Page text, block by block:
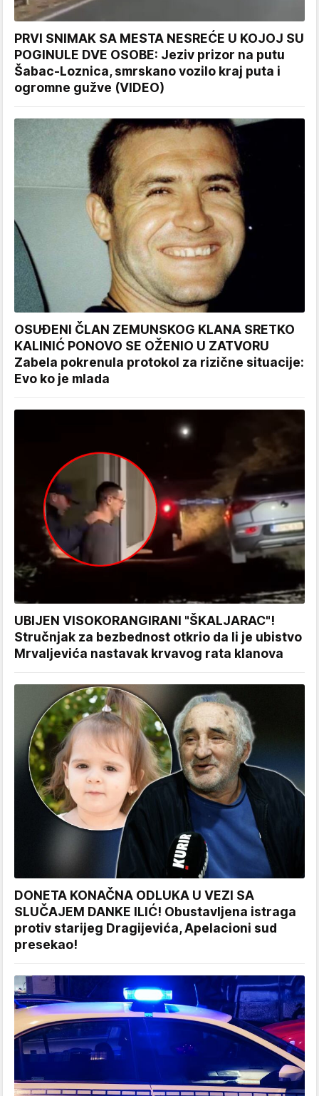
PRVI SNIMAK SA MESTA NESREĆE U KOJOJ SU
POGINULE DVE OSOBE: Jeziv prizor na putu
Šabac-Loznica, smrskano vozilo kraj puta i
ogromne gužve (VIDEO)
OSUĐENI ČLAN ZEMUNSKOG KLANA SRETKO
KALINIĆ PONOVO SE OŽENIO U ZATVORU
Zabela pokrenula protokol za rizične situacije:
Evo ko je mlada
UBIJEN VISOKORANGIRANI "ŠKALJARAC"!
Stručnjak za bezbednost otkrio da li je ubistvo
Mrvaljevića nastavak krvavog rata klanova
DONETA KONAČNA ODLUKA U VEZI SA
SLUČAJEM DANKE ILIĆ! Obustavljena istraga
protiv starijeg Dragijevića, Apelacioni sud
presekao!